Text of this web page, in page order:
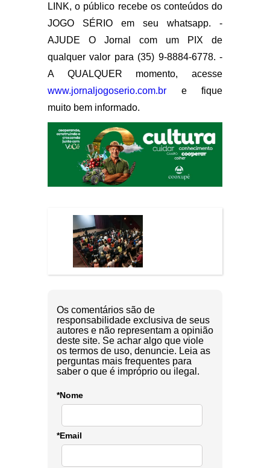
LINK, o público recebe os conteúdos do
JOGO SÉRIO em seu whatsapp. -
AJUDE O Jornal com um PIX de
qualquer valor para (35) 9-8884-6778. -
A QUALQUER momento, acesse
www.jornaljogoserio.com.br e fique
muito bem informado.
Os comentários são de
responsabilidade exclusiva de seus
autores e não representam a opinião
deste site. Se achar algo que viole
os termos de uso, denuncie. Leia as
perguntas mais frequentes para
saber o que é impróprio ou ilegal.
*Nome
*Email